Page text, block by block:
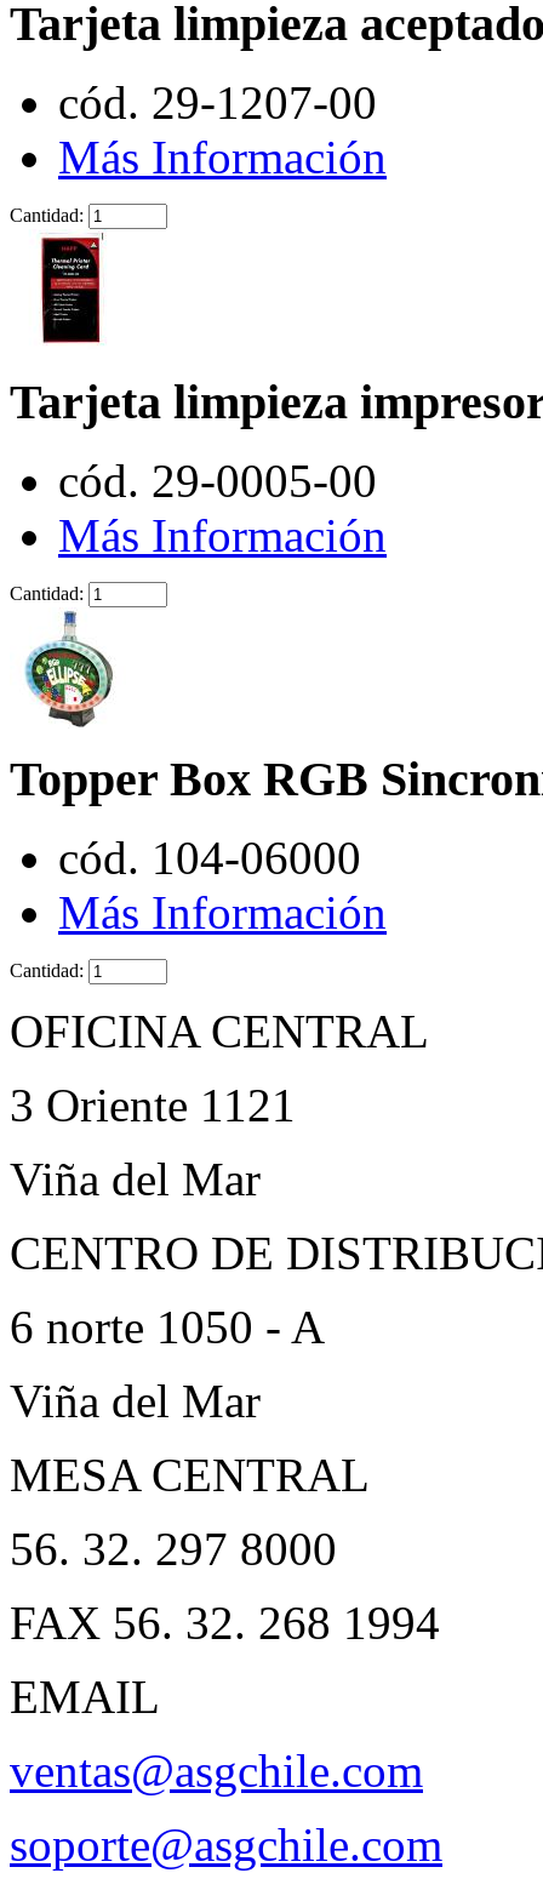
Tarjeta limpieza
cód. 29-1207-00
Más Información
Cantidad:
Tarjeta limpieza
cód. 29-0005-00
Más Información
Cantidad:
Topper Box RGB
cód. 104-06000
Más Información
Cantidad:
OFICINA CENTRAL
3 Oriente 1121
Viña del Mar
CENTRO DE
6 norte 1050 - A
Viña del Mar
MESA CENTRAL
56. 32. 297 8000
FAX 56. 32. 268 1994
EMAIL
ventas@asgchile.com
soporte@asgchile.com